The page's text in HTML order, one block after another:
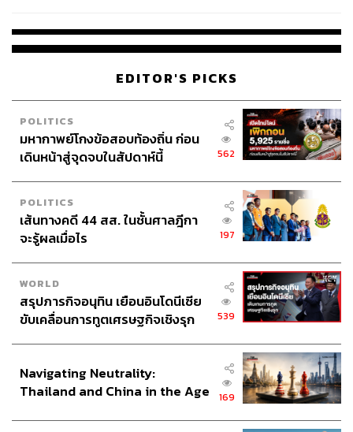
วันหนึ่งพอเราเดินทางออกจากจุดนั้น มันก็เกิดที่ว่างใหม่ว่า
ที่รู้ว่ามีแต่ยังไม่เคยเข้าไปทำอะไรกับมัน ซึ่งผมมองว่ามันก็
เป็นทั้งโอกาส และเป็นทั้งงานที่ยาก แต่ก็ท้าทายตัวเองด้วย
เหมือนกัน
EDITOR'S PICKS
POLITICS
มหากาพย์โกงข้อสอบท้องถิ่น ก่อน
เดินหน้าสู่จุดจบในสัปดาห์นี้
562
POLITICS
เส้นทางคดี 44 สส. ในชั้นศาลฎีกา
จะรู้ผลเมื่อไร
197
WORLD
สรุปภารกิจอนุทิน เยือนอินโดนีเซีย
ขับเคลื่อนการทูตเศรษฐกิจเชิงรุก
539
Navigating Neutrality:
Thailand and China in the Age
169